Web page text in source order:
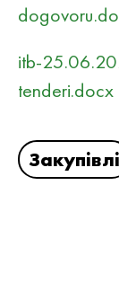
itb-
tenderi.docx
Закупівлі